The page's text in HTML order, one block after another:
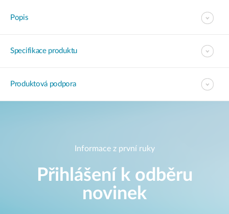
Popis
Specifikace produktu
Produktová podpora
Informace z první ruky
Přihlášení k odběru
novinek